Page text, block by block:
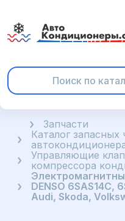
ГлавнаяЗапчасти
Каталог запасных
Управляющие
компрессора
DENSO 6SAS14C,
Audi, Skoda,